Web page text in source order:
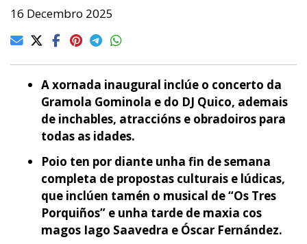
16 Decembro 2025
A xornada inaugural inclúe o concerto da
Gramola Gominola e do DJ Quico, ademais
de inchables, atraccións e obradoiros para
todas as idades.
Poio ten por diante unha fin de semana
completa de propostas culturais e lúdicas,
que inclúen tamén o musical de “Os Tres
Porquiños” e unha tarde de maxia cos
magos Iago Saavedra e Óscar Fernández.